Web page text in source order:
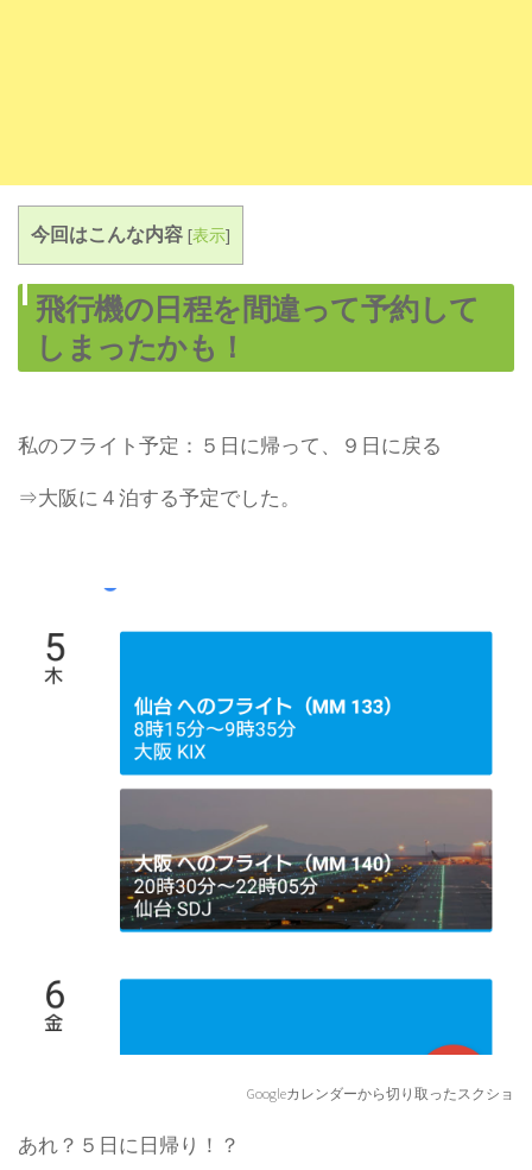
今回はこんな内容 [表示]
飛行機の日程を間違って予約して
しまったかも！
私のフライト予定：５日に帰って、９日に戻る
⇒大阪に４泊する予定でした。
Googleカレンダーから切り取ったスクショ
あれ？５日に日帰り！？